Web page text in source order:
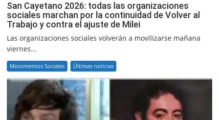
San Cayetano 2026: todas las organizaciones
sociales marchan por la continuidad de Volver al
Trabajo y contra el ajuste de Milei
Las organizaciones sociales volverán a movilizarse mañana
viernes...
Movimientos Sociales Últimas noticias